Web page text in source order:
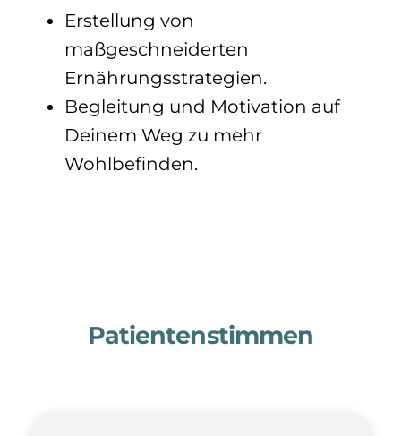
Erstellung von
maßgeschneiderten
Ernährungsstrategien.
Begleitung und Motivation auf
Deinem Weg zu mehr
Wohlbefinden.
Patientenstimmen